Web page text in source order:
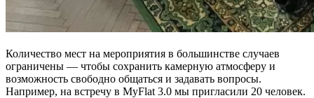
Количество мест на мероприятия в большинстве случаев
ограничены — чтобы сохранить камерную атмосферу и
возможность свободно общаться и задавать вопросы.
Например, на встречу в MyFlat 3.0 мы пригласили 20 человек.